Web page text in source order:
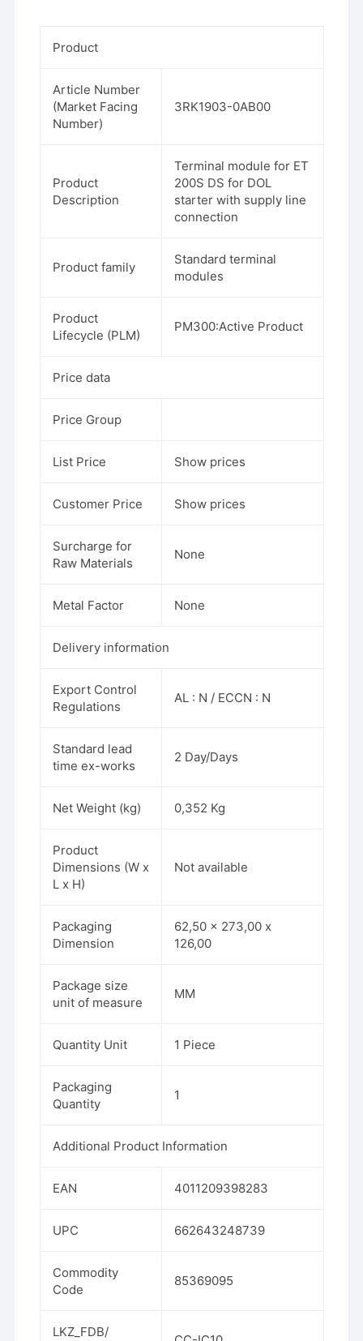
Product
Article Number
(Market Facing
Number)
3RK1903-0AB00
Product
Description
Terminal module for ET
200S DS for DOL
starter with supply line
connection
Product family
Standard terminal
modules
Product
Lifecycle (PLM)
PM300:Active Product
Price data
Price Group
List Price Show prices
Customer Price Show prices
Surcharge for
Raw Materials
None
Metal Factor None
Delivery information
Export Control
Regulations
AL : N / ECCN : N
Standard lead
time ex-works
2 Day/Days
Net Weight (kg) 0,352 Kg
Product
Dimensions (W x
L x H)
Not available
Packaging
Dimension
62,50 x 273,00 x
126,00
Package size
unit of measure
MM
Quantity Unit 1 Piece
Packaging
Quantity
1
Additional Product Information
EAN 4011209398283
UPC 662643248739
Commodity
Code
85369095
LKZ_FDB/